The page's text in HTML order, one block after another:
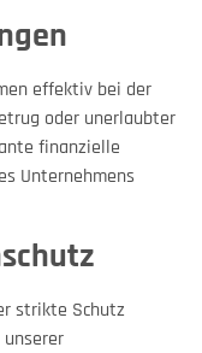
effektiv bei der
oder unerlaubter
finanzielle
Unternehmens
strikte Schutz